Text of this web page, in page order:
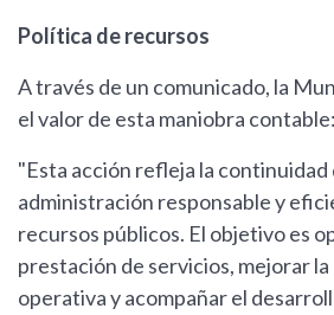
Política de recursos
A través de un comunicado, la
el valor de esta maniobra contable:
"Esta acción refleja la continuidad
administración responsable y
recursos públicos. El objetivo es
prestación de servicios, mejorar la
operativa y acompañar el